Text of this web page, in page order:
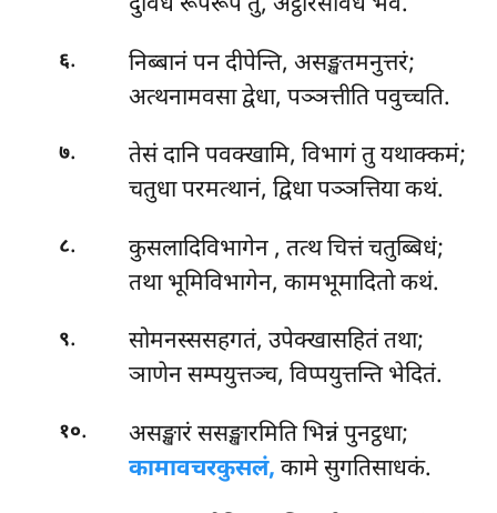
६.
निब्बानं पन दीपेन्ति, असङ्खतमनुत्तरं;
अत्थनामवसा द्वेधा, पञ्ञत्तीति पवुच्चति.
७.
तेसं दानि पवक्खामि, विभागं तु यथाक्कमं;
चतुधा परमत्थानं, द्विधा पञ्ञत्तिया कथं.
८. कुसलादिविभागेन , तत्थ चित्तं चतुब्बिधं;
तथा भूमिविभागेन, कामभूमादितो कथं.
९.
सोमनस्ससहगतं, उपेक्खासहितं तथा;
ञाणेन सम्पयुत्तञ्च, विप्पयुत्तन्ति भेदितं.
१०.
असङ्खारं ससङ्खारमिति भिन्नं पुनट्ठधा;
कामावचरकुसलं, कामे सुगतिसाधकं.